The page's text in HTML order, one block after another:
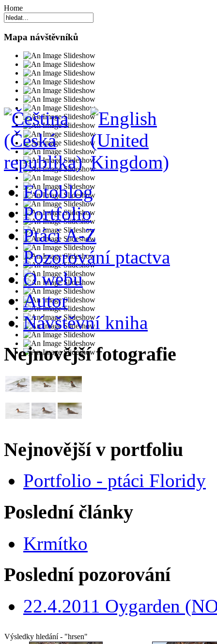
Home
Mapa návštěvníků
Fotoblog
Portfolio
Ptáci A-Z
Pozorování ptactva
O webu
Autor
Návštěvní kniha
Nejnovější fotografie
Nejnovější v portfoliu
Portfolio - ptáci Floridy
Poslední články
Krmítko
Poslední pozorování
22.4.2011 Oygarden
Výsledky hledání - "hrsen"